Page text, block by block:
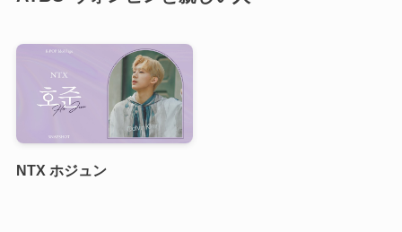
NTX ホジュン